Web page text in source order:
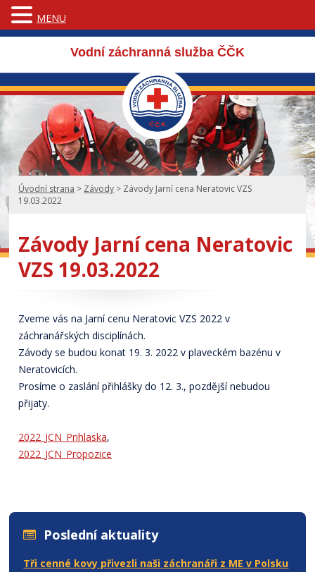
Vodní záchranná služba ČČK
Úvodní strana > Závody > Závody Jarní cena Neratovic VZS
19.03.2022
Závody Jarní cena Neratovic
VZS 19.03.2022
Zveme vás na Jarní cenu Neratovic VZS 2022 v
záchranářských disciplínách.
Závody se budou konat 19. 3. 2022 v plaveckém bazénu v
Neratovicích.
Prosíme o zaslání přihlášky do 12. 3., pozdější nebudou
přijaty.
2022_JCN_Prihlaska,
2022_JCN_Propozice
Poslední aktuality
Tři cenné kovy přivezli naši záchranáři z ME v Polsku
MENU